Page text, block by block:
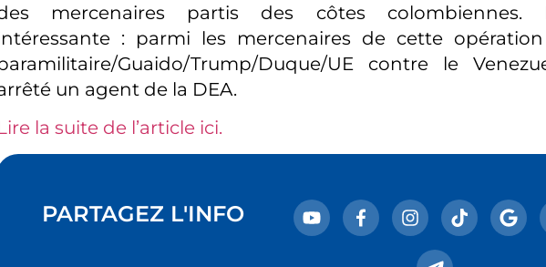
mercenaires partis des côtes colombiennes.
: parmi les mercenaires de cette
Guaido/Trump/Duque/UE contre le
un agent de la DEA.
la suite de l’article ici.
PARTAGEZ L'INFO